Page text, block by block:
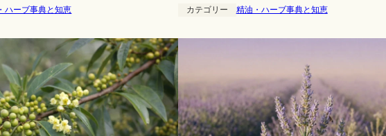
ハーブ事典と知恵 カテゴリー 精油・ハーブ事典と知恵